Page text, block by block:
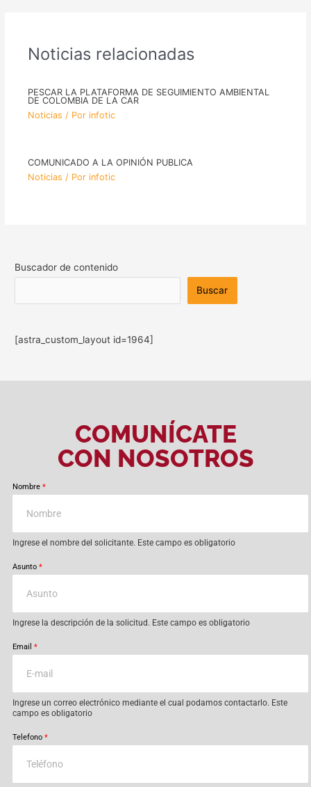
Noticias relacionadas
PESCAR LA PLATAFORMA DE SEGUIMIENTO AMBIENTAL
DE COLOMBIA DE LA CAR
Noticias / Porinfotic
COMUNICADO A LA OPINIÓN PUBLICA
Noticias / Porinfotic
Buscador de contenido
Buscar
[astra_custom_layout id=1964]
COMUNÍCATE
CON NOSOTROS
Nombre *
Ingrese el nombre del solicitante. Este campo es obligatorio
Asunto *
Ingrese la descripción de la solicitud. Este campo es obligatorio
Email *
Ingrese un correo electrónico mediante el cual podamos contactarlo. Este
campo es obligatorio
Telefono *